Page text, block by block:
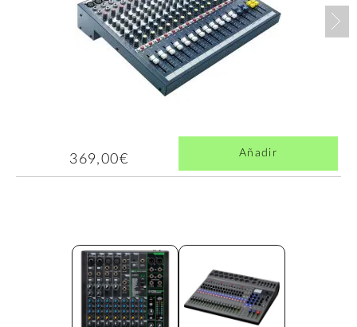
369,00€ Añadir